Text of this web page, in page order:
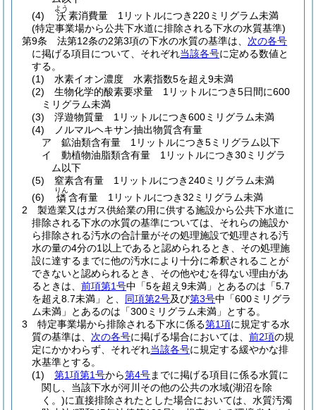
(4)
沃
よう
素消費量 1リットルにつき220ミリグラム未満
(特定事業場から公共下水道に排除される下水の水質基準)
第9条
法第12条の2第3項の下水の水質の基準は、 次の各号
に掲げる項目について、それぞれ当該各号に定める数値と
する。
(1)
水素イオン濃度 水素指数5を超え9未満
(2)
生物化学的酸素要求量 1リットルにつき5日間に600
ミリグラム未満
(3)
浮遊物質量 1リットルにつき600ミリグラム未満
(4)
ノルマルヘキサン抽出物質含有量
ア
鉱油類含有量 1リットルにつき5ミリグラム以下
イ
動植物油脂類含有量 1リットルにつき30ミリグラ
ム以下
(5)
窒素含有量 1リットルにつき240ミリグラム未満
(6)
燐
りん
含有量 1リットルにつき32ミリグラム未満
2
製造業又はガス供給業の用に供する施設から公共下水道に
排除される下水の水質の基準については、それらの施設か
ら排除される汚水の合計量がその処理施設で処理される汚
水の量の4分の1以上であると認められるとき、その処理施
設に達するまでに他の汚水により十分に希釈されることが
できないと認められるとき、その他やむを得ない理由があ
るときは、 前項第1号中「5を超え9未満」とあるのは「5.7
を超え8.7未満」と、 同項第2号及び第3号中「600ミリグラ
ム未満」とあるのは「300ミリグラム未満」とする。
3
特定事業場から排除される下水に係る第1項に規定する水
質の基準は、 次の各号に掲げる場合においては、 前2項の規
定にかかわらず、それぞれ当該各号に規定する緩やかな排
水基準とする。
(1)
第1項第1号から第4号までに掲げる項目に係る水質に
関し、当該下水が河川その他の公共の水域(湖沼を除
く。)に直接排除されたとした場合においては、水質汚濁